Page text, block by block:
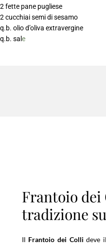
2 fette pane pugliese
2 cucchiai semi di sesamo
q.b. olio d’oliva extravergine
q.b. sal e
Frantoio dei
tradizione
Il Frantoio dei Collideve